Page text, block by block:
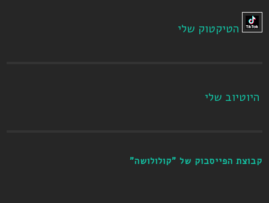
הטיקטוק שלי
היוטיוב שלי
קבוצת הפייסבוק של "קולולושה"